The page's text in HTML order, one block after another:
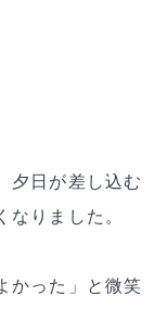
夕日が差し込む
りました。
かった」と微笑